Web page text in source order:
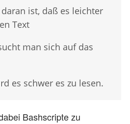
ist, daß es leichter
Text
man sich auf das
es schwer es zu lesen.
Bashscripte zu